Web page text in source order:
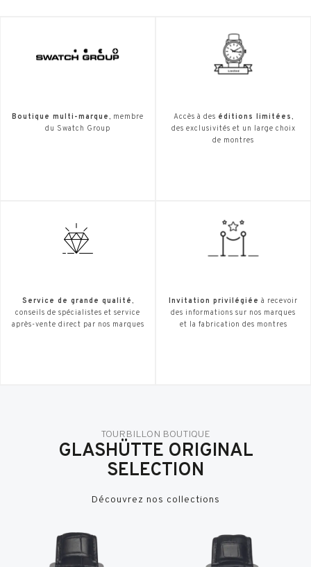
Boutique multi-marque, membre
du Swatch Group
Accès à des éditions limitées,
des exclusivités et un large choix
de montres
Service de grande qualité,
conseils de spécialistes et service
après-vente direct par nos marques
Invitation privilégiée à recevoir
des informations sur nos marques
et la fabrication des montres
TOURBILLON BOUTIQUE
GLASHÜTTE ORIGINAL
SELECTION
Découvrez nos collections